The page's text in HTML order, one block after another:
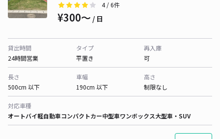
4/ 6件
¥300〜 / 日
貸出時間
24時間営業
タイプ
平置き
再入庫
可
長さ
500cm 以下
車幅
190cm 以下
高さ
制限なし
対応車種
オートバイ軽自動車コンパクトカー中型車ワンボックス大型車・SUV